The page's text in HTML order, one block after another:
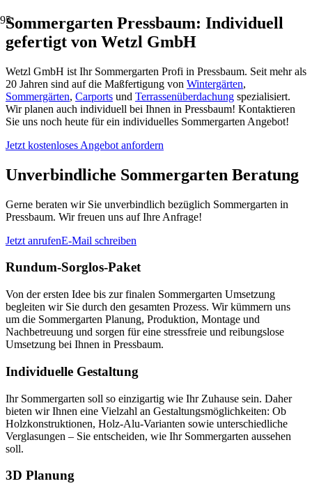
Sommergarten Pressbaum: Individuell
gefertigt von Wetzl GmbH
Wetzl GmbH ist Ihr Sommergarten Profi in Pressbaum. Seit mehr als
20 Jahren sind auf die Maßfertigung von Wintergärten,
Sommergärten, Carports und Terrassenüberdachung spezialisiert.
Wir planen auch individuell bei Ihnen in Pressbaum! Kontaktieren
Sie uns noch heute für ein individuelles Sommergarten Angebot!
Jetzt kostenloses Angebot anfordern
Unverbindliche Sommergarten Beratung
Gerne beraten wir Sie unverbindlich bezüglich Sommergarten in
Pressbaum. Wir freuen uns auf Ihre Anfrage!
Jetzt anrufenE-Mail schreiben
Rundum-Sorglos-Paket
Von der ersten Idee bis zur finalen Sommergarten Umsetzung
begleiten wir Sie durch den gesamten Prozess. Wir kümmern uns
um die Sommergarten Planung, Produktion, Montage und
Nachbetreuung und sorgen für eine stressfreie und reibungslose
Umsetzung bei Ihnen in Pressbaum.
Individuelle Gestaltung
Ihr Sommergarten soll so einzigartig wie Ihr Zuhause sein. Daher
bieten wir Ihnen eine Vielzahl an Gestaltungsmöglichkeiten: Ob
Holzkonstruktionen, Holz-Alu-Varianten sowie unterschiedliche
Verglasungen – Sie entscheiden, wie Ihr Sommergarten aussehen
soll.
3D Planung